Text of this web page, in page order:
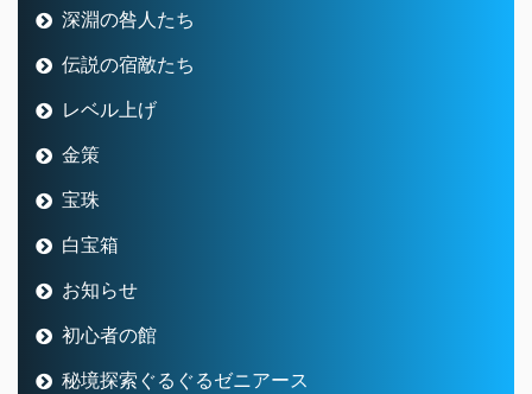
深淵の咎人たち
伝説の宿敵たち
レベル上げ
金策
宝珠
白宝箱
お知らせ
初心者の館
秘境探索ぐるぐるゼニアース